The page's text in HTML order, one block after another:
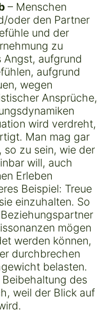
– Menschen
oder den Partner
und der
zu
Angst, aufgrund
aufgrund
wegen
Ansprüche,
wird verdreht,
Man mag gar
so zu sein, wie der
will, auch
Erleben
Beispiel: Treue
einzuhalten. So
mögen
werden können,
durchbrechen
belasten.
des
weil der Blick auf